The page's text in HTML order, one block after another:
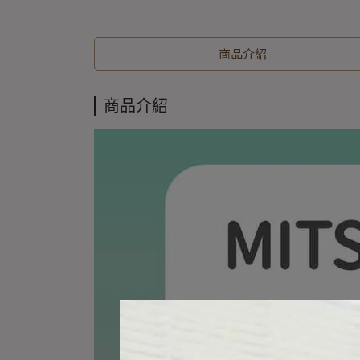
商品介紹
商品介紹